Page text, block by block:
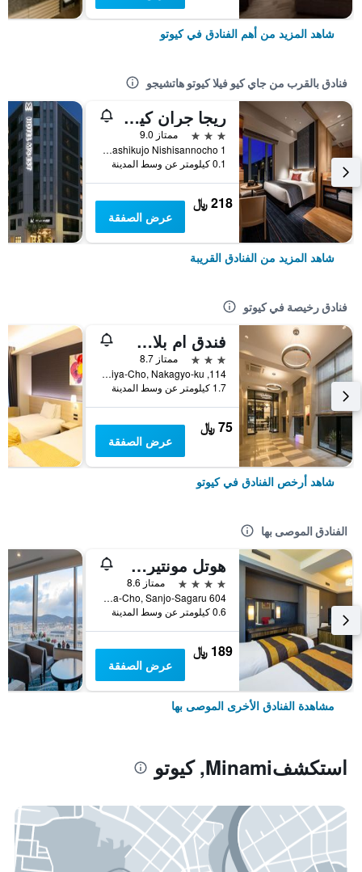
شاهد المزيد من أهم الفنادق في كيوتو
فنادق بالقرب من جاي كيو فيلا كيوتو هاتشيجو
ريجا جران كيوتو
3 نجوم
ممتاز 9.0
1 Higashikujo Nishisannocho, كيوتو, اليابان
0.1 كيلومتر عن وسط المدينة
218 ﷼
عرض الصفقة
شاهد المزيد من الفنادق القريبة
فنادق رخيصة في كيوتو
فندق ام بلاس شيجاو أوميا
3 نجوم
ممتاز 8.7
114, Nishikiomiya-Cho, Nakagyo-ku, كيوتو, اليابان
1.7 كيلومتر عن وسط المدينة
75 ﷼
عرض الصفقة
شاهد أرخص الفنادق في كيوتو
الفنادق الموصى بها
هوتل مونتيري كيوتو
4 نجوم
ممتاز 8.6
604 Manjuya-Cho, Sanjo-Sagaru, كيوتو, اليابان
0.6 كيلومتر عن وسط المدينة
189 ﷼
عرض الصفقة
مشاهدة الفنادق الأخرى الموصى بها
استكشفMinami, كيوتو